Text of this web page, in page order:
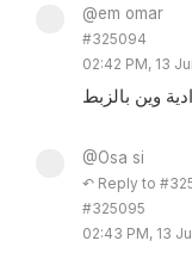
@em omar
#325094
02:42 PM, 13
وين بالزبط
@Osa si
↶ Reply to
#325095
02:43 PM, 13